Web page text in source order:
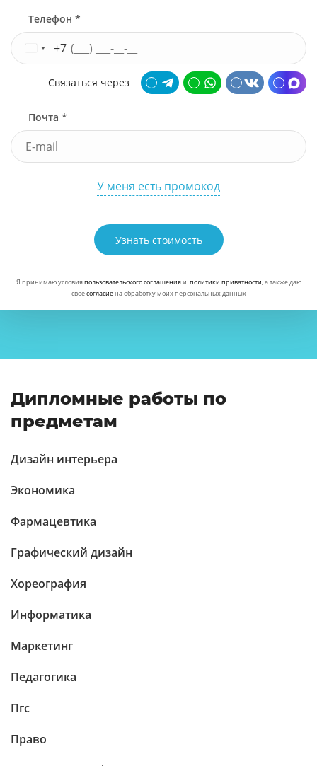
Телефон *
+7
Связаться через
Почта *
У меня есть промокод
Узнать стоимость
Я принимаю условияпользовательского соглашенияи политики приватности, а также даю
своесогласиена обработку моих персональных данных
Дипломные работы по
предметам
Дизайн интерьера
Экономика
Фармацевтика
Графический дизайн
Хореография
Информатика
Маркетинг
Педагогика
Пгс
Право